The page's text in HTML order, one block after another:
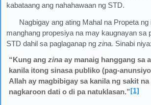
kabataang ang nahahawaan ng STD.
Nagbigay ang ating Mahal na Propeta
manghang propesiya na may kaugnayan sa
STD dahil sa paglaganap ng zina. Sinabi niya:
“Kung ang zina ay manaig hanggang sa
kanila itong sinasa publiko (pag-
Allah ay magbibigay sa kanila ng sakit
nagkaroon dati o di pa natuklasan.”[1]